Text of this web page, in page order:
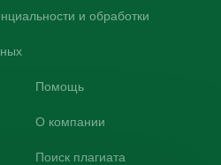
и обработки
Помощь
О компании
Поиск плагиата